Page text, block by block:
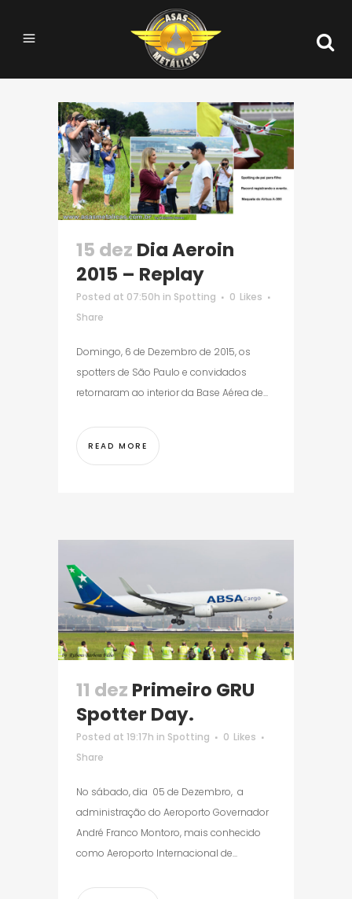
15 dez Dia Aeroin
2015 – Replay
Posted at 07:50h in Spotting 0 Likes
Share
Domingo, 6 de Dezembro de 2015, os
spotters de São Paulo e convidados
retornaram ao interior da Base Aérea de...
READ MORE
11 dez Primeiro GRU
Spotter Day.
Posted at 19:17h in Spotting 0 Likes
Share
No sábado, dia 05 de Dezembro, a
administração do Aeroporto Governador
André Franco Montoro, mais conhecido
como Aeroporto Internacional de...